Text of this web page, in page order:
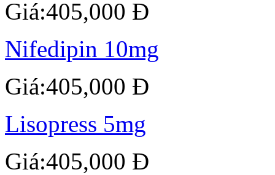
Giá:405,000 Đ
Nifedipin 10mg
Giá:405,000 Đ
Lisopress 5mg
Giá:405,000 Đ